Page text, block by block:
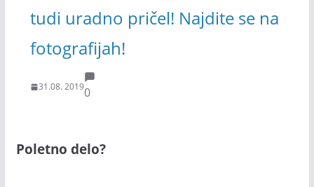
tudi uradno pričel! Najdite se na
fotografijah!
31.08. 20190
Poletno delo?